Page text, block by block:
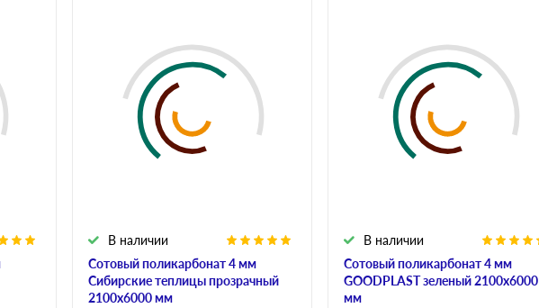
Сотовый поликарбонат 4 мм
Сибирские теплицы прозрачный
2100х6000 мм
В наличии
Сотовый поликарбонат 4 мм
GOODPLAST зеленый 2100х6000
мм
В наличии